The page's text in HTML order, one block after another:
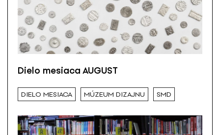
Dielo mesiaca AUGUST
DIELO MESIACA MÚZEUM DIZAJNU SMD